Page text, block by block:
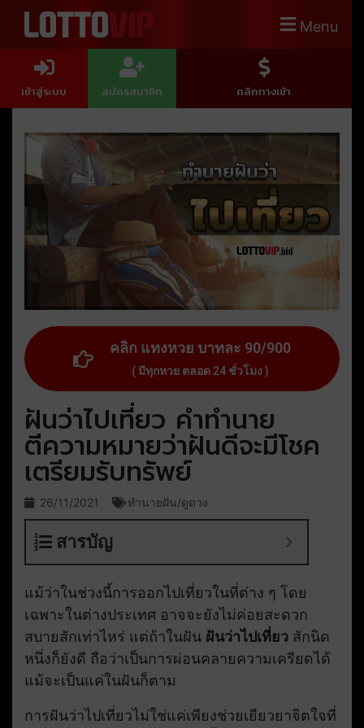
Menu
เข้าสู่ระบบ สมัครสมาชิก คลิกทางเข้า
คลิก แทงหวย บาทละ 90/900
( มีทุกหวย ตลอด 24 ชั่วโมง )
ฝันว่าไปเที่ยว คำทำนาย
ตีความหมายว่าฝันดีจะมีโชค
เตรียมรับทรัพย์
26/11/2021 ทำนายฝัน/ดูดวง
สารบัญ
แม้ว่าในช่วงนี้การออกไปเที่ยวในที่ต่าง ๆ โดย
เฉพาะในต่างประเทศ อาจจะยังไม่ค่อยสะดวก
สบายสักเท่าไหร่ แต่ถ้าในฝัน ฝันว่าไปเที่ยว สักนิด
หนึ่งก็ยังดี ถือว่าเป็นการผ่อนคลายความเครียดได้
แม้จะเป็นแค่ในฝันก็ตาม
การฝันว่าไปเที่ยวไม่ใช่แค่เพียงช่วยเยียวยาจิตใจที่